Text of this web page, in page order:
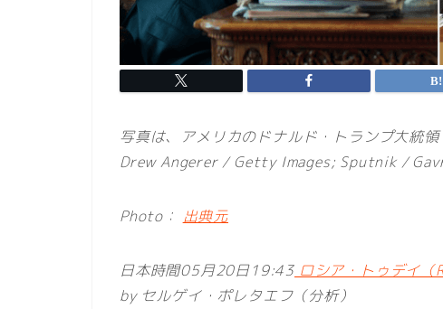
写真は、アメリカのドナルド・トランプ大統
Drew Angerer / Getty Images; Sputnik /
Photo： 出典元
日本時間05月20日19:43 ロシア・トゥデイ（
by セルゲイ・ポレタエフ（分析）